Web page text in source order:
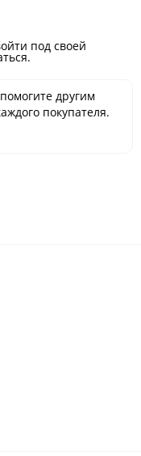
под своей
другим
покупателя.